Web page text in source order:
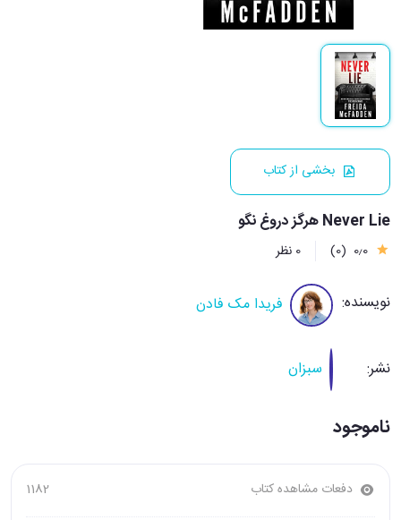
بخشی از کتاب
Never Lie هرگز دروغ نگو
0٫0 (0) 0 نظر
نویسنده: فریدا مک فادن
نشر: سبزان
ناموجود
دفعات مشاهده کتاب 1182